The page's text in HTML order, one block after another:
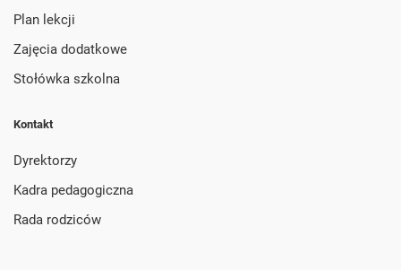
Plan lekcji
Zajęcia dodatkowe
Stołówka szkolna
Kontakt
Dyrektorzy
Kadra pedagogiczna
Rada rodziców